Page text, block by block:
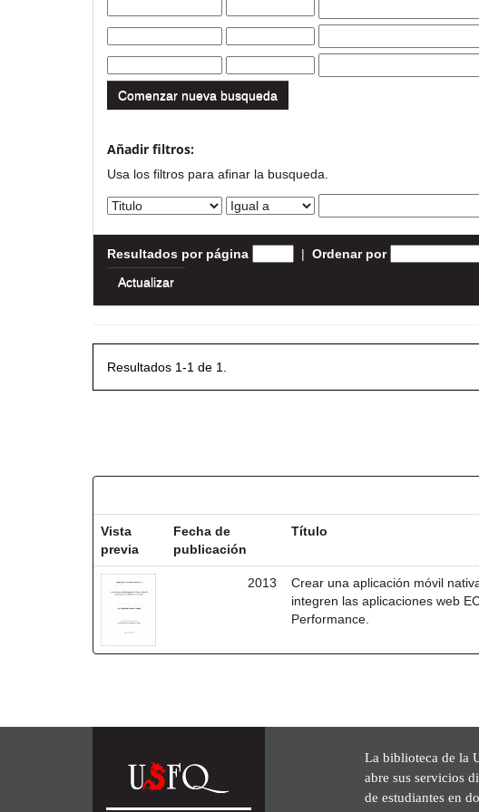
Comenzar nueva busqueda
Añadir filtros:
Usa los filtros para afinar la busqueda.
Resultados por página | Ordenar por
Resultados 1-1 de 1.
Vista
previa
Fecha de
publicación
Título
2013
Crear una aplicación móvil
integren las aplicaciones web
Performance.
La biblioteca de la
abre sus servicios
de estudiantes en